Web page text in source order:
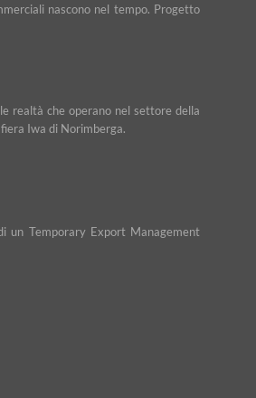
nascono nel tempo. Progetto
realtà che operano nel settore della
Iwa di Norimberga.
un Temporary Export Management